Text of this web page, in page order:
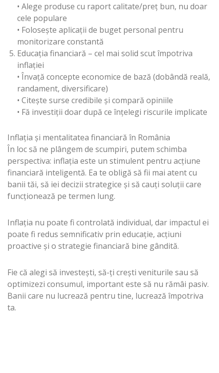
• Alege produse cu raport calitate/preț bun, nu doar
cele populare
• Folosește aplicații de buget personal pentru
monitorizare constantă
Educația financiară – cel mai solid scut împotriva
inflației
• Învață concepte economice de bază (dobândă reală,
randament, diversificare)
• Citește surse credibile și compară opiniile
• Fă investiții doar după ce înțelegi riscurile implicate
Inflația și mentalitatea financiară în România
În loc să ne plângem de scumpiri, putem schimba
perspectiva: inflația este un stimulent pentru acțiune
financiară inteligentă. Ea te obligă să fii mai atent cu
banii tăi, să iei decizii strategice și să cauți soluții care
funcționează pe termen lung.
Inflația nu poate fi controlată individual, dar impactul ei
poate fi redus semnificativ prin educație, acțiuni
proactive și o strategie financiară bine gândită.
Fie că alegi să investești, să-ți crești veniturile sau să
optimizezi consumul, important este să nu rămâi pasiv.
Banii care nu lucrează pentru tine, lucrează împotriva
ta.